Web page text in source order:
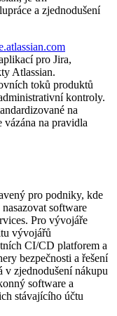
a zjednodušení
pro Jira,
Atlassian.
toků produktů
kontroly.
na
vázána na pravidla
pro podniky, kde
software
Pro vývojáře
vývojářů
CI/CD platforem a
bezpečnosti a řešení
v zjednodušení nákupu
software a
stávajícího účtu